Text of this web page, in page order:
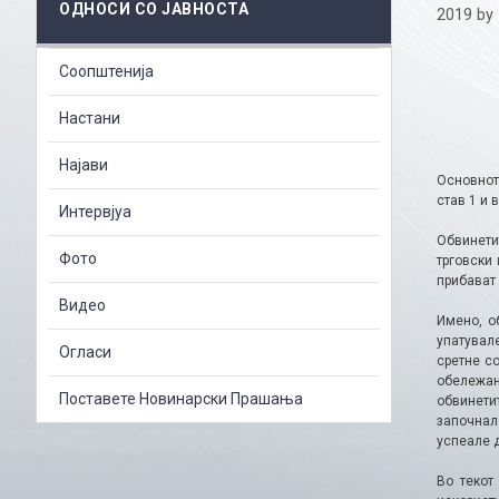
2019 by
став 1 и
прибават
Имено,
сретне
успеале
Во
ОДНОСИ СО ЈАВНОСТА
Соопштенија
Настани
Најави
Интервјуа
Фото
Видео
Огласи
Поставете Новинарски Прашања